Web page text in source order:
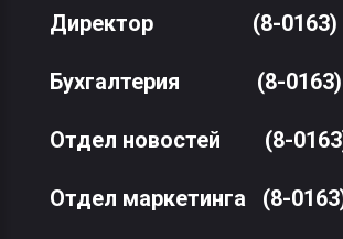
Директор (8-
Бухгалтерия (8-
Отдел новостей (8-0163)
Отдел маркетинга (8-